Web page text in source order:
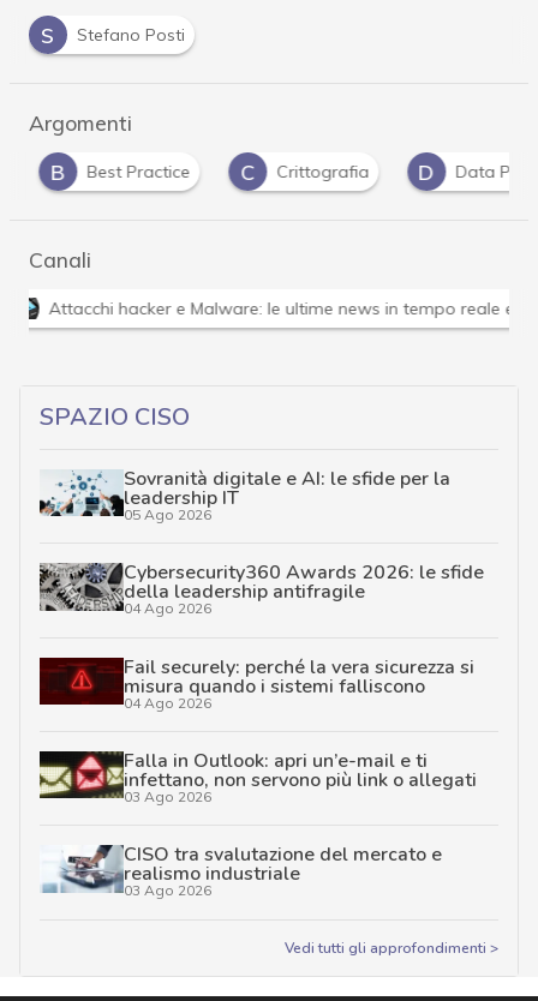
S
Stefano Posti
Argomenti
B
Best Practice C Crittografia D Data
Canali
Attacchi hacker e Malware: le ultime news in tempo
SPAZIO CISO
Sovranità digitale e AI: le sfide per la
leadership IT
05 Ago 2026
Cybersecurity360 Awards 2026: le sfide
della leadership antifragile
04 Ago 2026
Fail securely: perché la vera sicurezza si
misura quando i sistemi falliscono
04 Ago 2026
Falla in Outlook: apri un’e-mail e ti
infettano, non servono più link o allegati
03 Ago 2026
CISO tra svalutazione del mercato e
realismo industriale
03 Ago 2026
Vedi tutti gli approfondimenti >